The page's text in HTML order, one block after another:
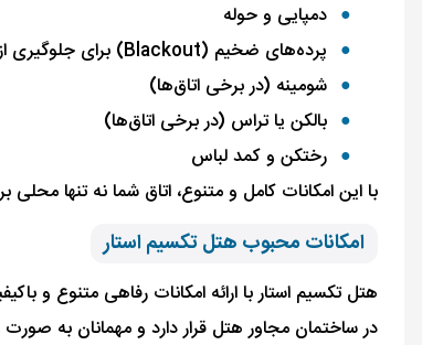
دمپایی و حوله
پرده‌های ضخیم (Blackout) برای جلوگیری از نور
شومینه (در برخی اتاق‌ها)
بالکن یا تراس (در برخی اتاق‌ها)
رختکن و کمد لباس
با این امکانات کامل و متنوع، اتاق شما نه تنها
امکانات محبوب هتل تکسیم استار
هتل تکسیم استار با ارائه امکانات رفاهی متنوع و
در ساختمان مجاور هتل قرار دارد و مهمانان به